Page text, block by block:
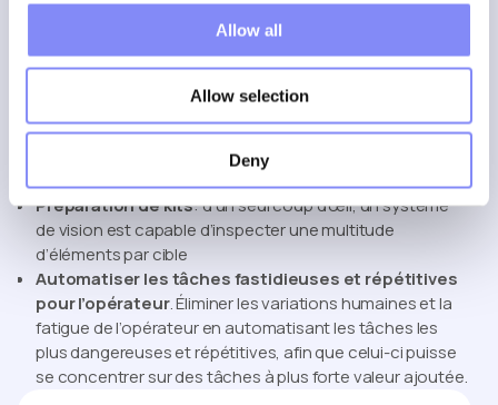
Allow all
Allow selection
Deny
opérateurs à évaluer les pièces ou les composants.
Gérer plusieurs variantes (similaires)
vision peut facilement identifier la bonne variante de
composant et s’assurer que les bonnes pièces sont
prélevées et assemblées.
Fabrication flexible: si la position de la pièce par rapport
au capteur change, le système modifie
automatiquement la position du contrôle requis.
Préparation de kits: d’un seul coup d’œil, un système
de vision est capable d’inspecter une multitude
d’éléments par cible
Automatiser les tâches fastidieuses et répétitives
pour l’opérateur. Éliminer les variations humaines et la
fatigue de l’opérateur en automatisant les tâches les
plus dangereuses et répétitives, afin que celui-ci puisse
se concentrer sur des tâches à plus forte valeur ajoutée.